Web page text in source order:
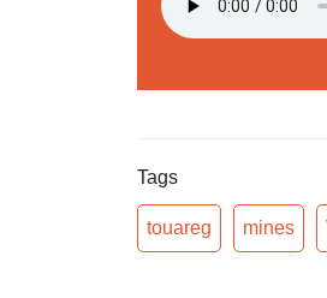
Tags
touareg mines